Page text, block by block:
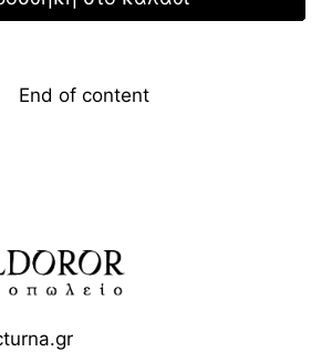
End of content